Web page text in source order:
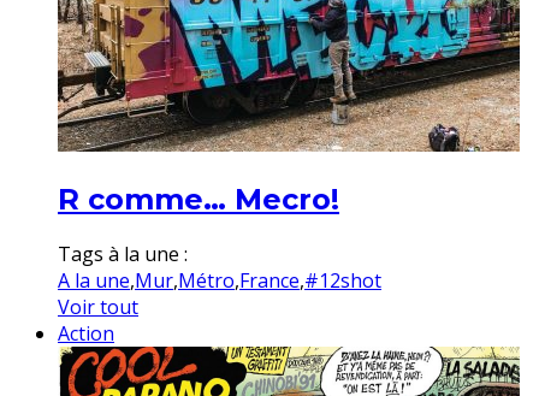
R comme… Mecro!
Tags à la une :
A la une,Mur,Métro,France,#12shot
Voir tout
Action